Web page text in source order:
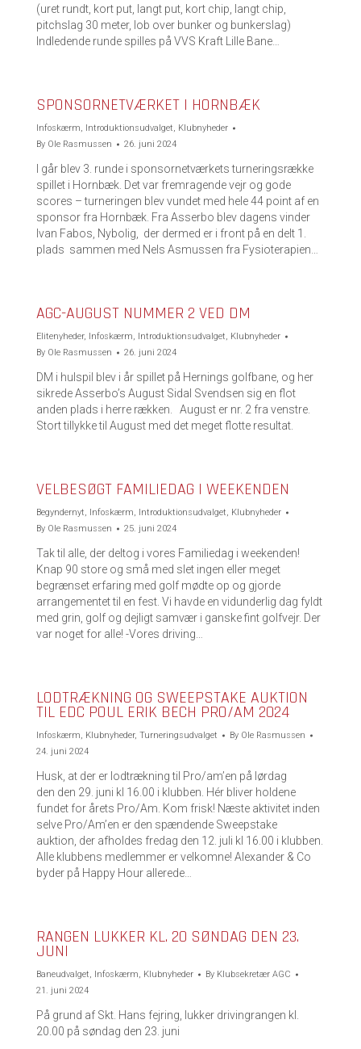
(uret rundt, kort put, langt put, kort chip, langt chip,
pitchslag 30 meter, lob over bunker og bunkerslag)
Indledende runde spilles på VVS Kraft Lille Bane…
SPONSORNETVÆRKET I HORNBÆK
Infoskærm, Introduktionsudvalget, Klubnyheder
By Ole Rasmussen 26. juni 2024
I går blev 3. runde i sponsornetværkets turneringsrække
spillet i Hornbæk. Det var fremragende vejr og gode
scores – turneringen blev vundet med hele 44 point af en
sponsor fra Hornbæk. Fra Asserbo blev dagens vinder
Ivan Fabos, Nybolig, der dermed er i front på en delt 1.
plads sammen med Nels Asmussen fra Fysioterapien…
AGC-AUGUST NUMMER 2 VED DM
Elitenyheder, Infoskærm, Introduktionsudvalget, Klubnyheder
By Ole Rasmussen 26. juni 2024
DM i hulspil blev i år spillet på Hernings golfbane, og her
sikrede Asserbo’s August Sidal Svendsen sig en flot
anden plads i herre rækken. August er nr. 2 fra venstre.
Stort tillykke til August med det meget flotte resultat.
VELBESØGT FAMILIEDAG I WEEKENDEN
Begyndernyt, Infoskærm, Introduktionsudvalget, Klubnyheder
By Ole Rasmussen 25. juni 2024
Tak til alle, der deltog i vores Familiedag i weekenden!
Knap 90 store og små med slet ingen eller meget
begrænset erfaring med golf mødte op og gjorde
arrangementet til en fest. Vi havde en vidunderlig dag fyldt
med grin, golf og dejligt samvær i ganske fint golfvejr. Der
var noget for alle! -Vores driving…
LODTRÆKNING OG SWEEPSTAKE AUKTION
TIL EDC POUL ERIK BECH PRO/AM 2024
Infoskærm, Klubnyheder, Turneringsudvalget By Ole Rasmussen
24. juni 2024
Husk, at der er lodtrækning til Pro/am’en på lørdag
den den 29. juni kl 16.00 i klubben. Hér bliver holdene
fundet for årets Pro/Am. Kom frisk! Næste aktivitet inden
selve Pro/Am’en er den spændende Sweepstake
auktion, der afholdes fredag den 12. juli kl 16.00 i klubben.
Alle klubbens medlemmer er velkomne! Alexander & Co
byder på Happy Hour allerede…
RANGEN LUKKER KL. 20 SØNDAG DEN 23.
JUNI
Baneudvalget, Infoskærm, Klubnyheder By Klubsekretær AGC
21. juni 2024
På grund af Skt. Hans fejring, lukker drivingrangen kl.
20.00 på søndag den 23. juni